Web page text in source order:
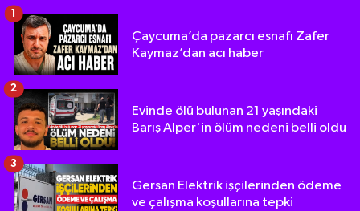
Çaycuma’da pazarcı esnafı Zafer
Kaymaz’dan acı haber
1
Evinde ölü bulunan 21 yaşındaki
Barış Alper'in ölüm nedeni belli oldu
2
Gersan Elektrik işçilerinden ödeme
ve çalışma koşullarına tepki
3